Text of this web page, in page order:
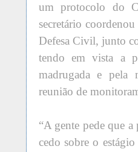
um protocolo do
secretário
Defesa Civil, junto
tendo em vista a
madrugada e pela
reunião de
“A gente pede que
cedo sobre o